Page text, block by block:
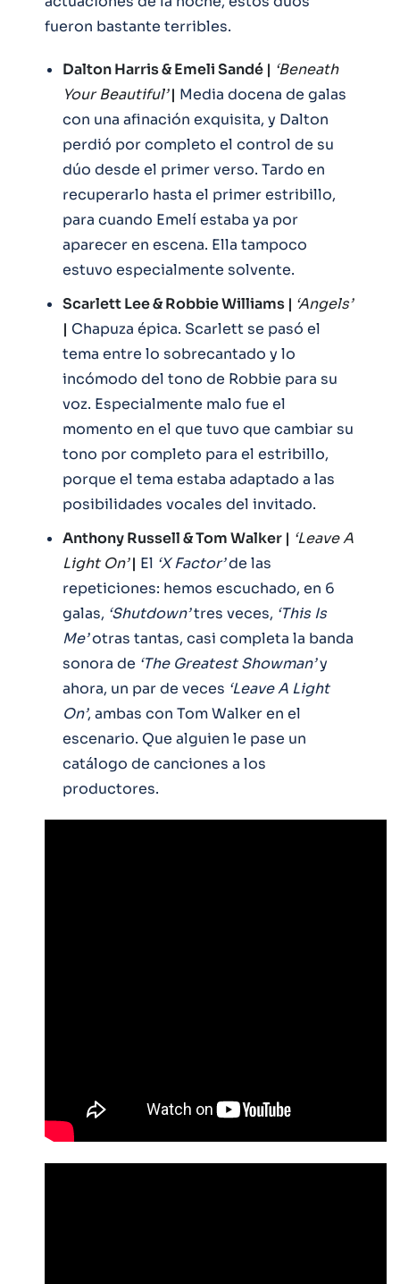
fueron bastante terribles.
Dalton Harris & Emeli Sandé | ‘Beneath
Your Beautiful’| Media docena de galas
con una afinación exquisita, y Dalton
perdió por completo el control de su
dúo desde el primer verso. Tardo en
recuperarlo hasta el primer estribillo,
para cuando Emelí estaba ya por
aparecer en escena. Ella tampoco
estuvo especialmente solvente.
Scarlett Lee & Robbie Williams | ‘Angels’
| Chapuza épica. Scarlett se pasó el
tema entre lo sobrecantado y lo
incómodo del tono de Robbie para su
voz. Especialmente malo fue el
momento en el que tuvo que cambiar su
tono por completo para el estribillo,
porque el tema estaba adaptado a las
posibilidades vocales del invitado.
Anthony Russell & Tom Walker | ‘Leave A
Light On’| El ‘X Factor’de las
repeticiones: hemos escuchado, en 6
galas, ‘Shutdown’tres veces, ‘This Is
Me’otras tantas, casi completa la banda
sonora de ‘The Greatest Showman’y
ahora, un par de veces ‘Leave A Light
On’, ambas con Tom Walker en el
escenario. Que alguien le pase un
catálogo de canciones a los
productores.